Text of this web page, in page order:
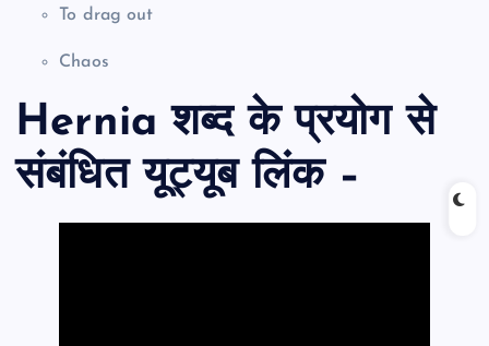
To drag out
Chaos
Hernia शब्द के प्रयोग से
संबंधित यूट्यूब लिंक –